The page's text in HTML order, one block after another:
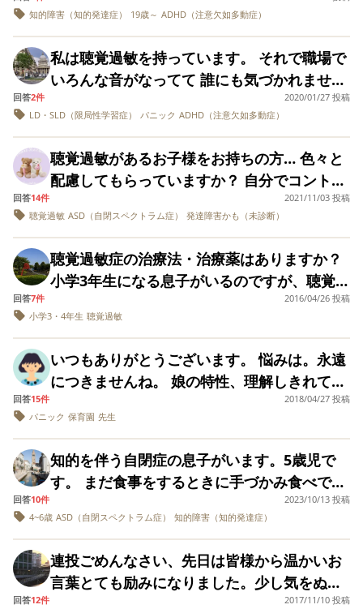
もいい事はよく聞こ
え、聞こえて欲しい
事が全く聞こえてい
ない。」という困っ
た現象があります。
私は話しかける前に
必ず名前を呼ぶよう
にしているのです
ばれても全く返事を
せず、次男の名前を
呼びかけた時に「な
ぁに？」なんて言っ
てくるのが不思議で
す。 また、私が話し
ロと周りを見たり、
ラジオが点いている
方が勉強出来ると言
います。ラジオを聴
いてるのかと思いき
や、天気予報の最中
くるので内容は聞い
てないようです。 静
か過ぎるのを嫌うの
ですが、音があると
集中しません。集中
環境音がいいのか知
りたいです。 また、
長男はとにかく常に
声がデカイ。 聴覚過
敏なのにデカイ声出
して不快ではないの
音が大きめに聞こえ
るから声もデカくな
るのでしょうか？ 私
の経験で思い当たる
した。 至って平気そうにしているけども、行
動の端々に感覚過敏を思わせる特徴が見られ
るそうです。 そういえば…彼は赤ちゃんの
頃、何もない空間をジッと見つめたり、何の
音も聞こえないのに飼い猫と同じタイミング
で振り向いたり、「パーパー！（パトカ
ー）」と言うので耳を済ませたら2分後くらい
にサイレンが聞こえたり、炊飯器をん！ん！
と指差すので炊飯器の方を見たら突然パカッ
と炊飯器の蓋が勝手に開いたりした事があり
ん？！」と思ってましたが、これらは聴覚過
敏のせいだったのかなぁと思うようになりま
した。 今の彼は「聞こえなくてもいい事はよ
く聞こえ、聞こえて欲しい事が全く聞こえて
いない。」という困った現象があります。 私
は話しかける前に必ず名前を呼ぶようにして
いるのですが、自分の名前が呼ばれても全く
返事をせず、次男の名前を呼びかけた時に
「なぁに？」なんて言ってくるのが不思議で
周りを見たり、ラジオが点いている方が勉強
出来ると言います。ラジオを聴いてるのかと
思いきや、天気予報の最中に「今日は雨降る
の？」なんて聞いてくるので内容は聞いてな
いようです。 静か過ぎるのを嫌うのですが、
音があると集中しません。集中するには一体
どんな環境音がいいのか知りたいです。 ま
けていた影響でPTSDになり常に母親が隣にい
ータを飲むと幻聴幻覚が酷くなると聞いたの
ですが逆にパタリと消えました。 薬がパタン
と切れるとまた幻聴と幻覚が現れます。 こう
言った僕みたいにコンサータを飲むことで
元々あった幻聴幻覚が消えた人はいますか？
知的障害（知的発達症）
19歳～ ADHD（注意欠如多動症）
私は聴覚過敏を持っています。 それで職場で
いろんな音がなってて 誰にも気づかれません
が、パニックを 起こしてしまいます。 このよ
うな経験をされた方はいますか？あ
回答2件
2020/01/27 投稿
LD・SLD（限局性学習症）
パニック ADHD（注意欠如多動症）
聴覚過敏があるお子様をお持ちの方… 色々と
配慮してもらっていますか？ 自分でコントロ
で吹くリコーダーの音も苦手ですが担任の先
〇さんが苦手なのでやさしく吹きましょうと
か声をかけてくれるだけでうれしいようで
す。今までコロナ禍で吹いていませんでした
が最近始まりました。 理科は専科の男の先生
で配慮がないようで現在、空気の実験をやっ
ているみたいですが、ポンと音が出るのが怖
くて授業に参加できなかったりしているよう
です。 そこで、耳栓など持っているので提案
していますが…イヤーマフも恥ずかしいと拒
否したことも… 前期も何かの実験で教室がう
るさくなった時に廊下にいたようで、成績も
△がひとつありました。本人も参加したいの
り無理させない方がいいのでしょうか？ 自分
の気持ちを分かってくれないと言っているの
ですイライラして過ごしているのではないか
回答14件
2021/11/03 投稿
聴覚過敏 ASD（自閉スペクトラム症） 発達障害かも（未診断）
聴覚過敏症の治療法・治療薬はありますか？
小学3年生になる息子がいるのですが、聴覚過
敏症に悩まされています。 お医者さんから対
処療法しかないと言われたのですが、生活し
や治療薬はないのでしょうか？ こうすると症
状が軽くなるよーというアドバイスでもなん
でもいいので教えていただきたいです…
回答7件
2016/04/26 投稿
小学3・4年生 聴覚過敏
いつもありがとうございます。 悩みは。永遠
につきませんね。 娘の特性、理解しきれてい
ませんでした。というか、後から出る特性も
ありますか？ もしくは、ちょっとあるのか
りますか？ 聴覚過敏は、そこまでではないと
思っていたのに、「お耳の薬買って、耳が、
痒いの。痛いの」と。 保育園だとなるようで
す。 先生は、知っていましたが、私も知って
いると思っていたようでした。 それで、たま
に、耳を抑えたり、パニックになっていたよ
うです。 なんだか、急に可哀想になってしま
回答15件
2018/04/27 投稿
パニック 保育園 先生
知的を伴う自閉症の息子がいます。5歳児で
す。 まだ食事をするときに手づかみ食べで
す。スプーンは初めは少しすくって食べます
が すぐに手づかみで食べてしまいます。保育
手づかみで食べられないもの以外は手づかみ
で食べてしまいます。 手づかみ食べから食器
回答10件
2023/10/13 投稿
4~6歳 ASD（自閉スペクトラム症） 知的障害（知的発達症）
連投ごめんなさい、先日は皆様から温かいお
言葉とても励みになりました。少し気をぬく
ことができました。 皆様にご相談がありま
回答12件 2017/11/10 投稿